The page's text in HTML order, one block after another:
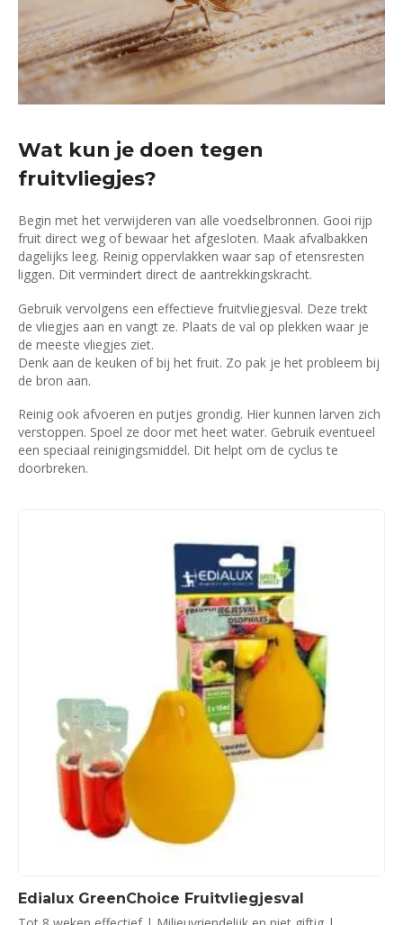
Wat kun je doen tegen
fruitvliegjes?
Begin met het verwijderen van alle voedselbronnen. Gooi rijp
fruit direct weg of bewaar het afgesloten. Maak afvalbakken
dagelijks leeg. Reinig oppervlakken waar sap of etensresten
liggen. Dit vermindert direct de aantrekkingskracht.
Gebruik vervolgens een effectieve fruitvliegjesval. Deze trekt
de vliegjes aan en vangt ze. Plaats de val op plekken waar je
de meeste vliegjes ziet.
Denk aan de keuken of bij het fruit. Zo pak je het probleem bij
de bron aan.
Reinig ook afvoeren en putjes grondig. Hier kunnen larven zich
verstoppen. Spoel ze door met heet water. Gebruik eventueel
een speciaal reinigingsmiddel. Dit helpt om de cyclus te
doorbreken.
Edialux GreenChoice Fruitvliegjesval